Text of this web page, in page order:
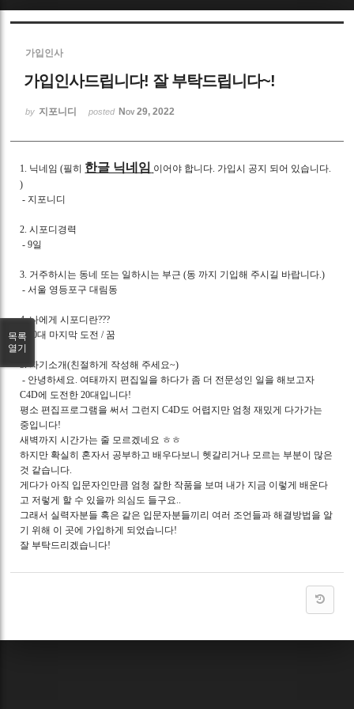
가입인사
가입인사드립니다! 잘 부탁드립니다~!
by 지포니디 posted Nov 29, 2022
1. 닉네임 (필히 한글 닉네임 이어야 합니다. 가입시 공지 되어 있습니다.
)
- 지포니디
2. 시포디경력
- 9일
3. 거주하시는 동네 또는 일하시는 부근 (동 까지 기입해 주시길 바랍니다.)
- 서울 영등포구 대림동
4. 나에게 시포디란???
- 20대 마지막 도전 / 꿈
5. 자기소개(친절하게 작성해 주세요~)
- 안녕하세요. 여태까지 편집일을 하다가 좀 더 전문성인 일을 해보고자
C4D에 도전한 20대입니다!
평소 편집프로그램을 써서 그런지 C4D도 어렵지만 엄청 재밌게 다가가는
중입니다!
새벽까지 시간가는 줄 모르겠네요 ㅎㅎ
하지만 확실히 혼자서 공부하고 배우다보니 헷갈리거나 모르는 부분이 많은
것 같습니다.
게다가 아직 입문자인만큼 엄청 잘한 작품을 보며 내가 지금 이렇게 배운다
고 저렇게 할 수 있을까 의심도 들구요..
그래서 실력자분들 혹은 같은 입문자분들끼리 여러 조언들과 해결방법을 알
기 위해 이 곳에 가입하게 되었습니다!
잘 부탁드리겠습니다!
목록
열기
Sketchbook5, 스케치북5
Sketchbook5, 스케치북5